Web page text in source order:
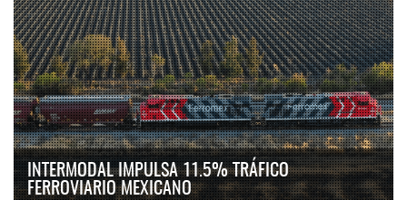
INTERMODAL IMPULSA 11.5% TRÁFICO
FERROVIARIO MEXICANO